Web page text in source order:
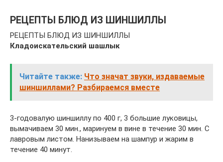
РЕЦЕПТЫ БЛЮД ИЗ ШИНШИЛЛЫ
РЕЦЕПТЫ БЛЮД ИЗ ШИНШИЛЛЫ
Кладоискательский шашлык
Читайте также: Что значат звуки, издаваемые
шиншиллами? Разбираемся вместе
3-годовалую шиншиллу по 400 г, 3 большие луковицы,
вымачиваем 30 мин., маринуем в вине в течение 30 мин. С
лавровым листом. Нанизываем на шампур и жарим в
течение 40 минут.